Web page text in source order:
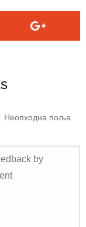
Неопходна поља